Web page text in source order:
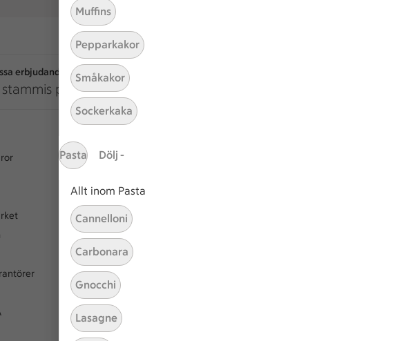
Muffins
Pepparkakor
Småkakor
Sockerkaka
Pasta Dölj -
Allt inom Pasta
Cannelloni
Carbonara
Gnocchi
Lasagne
erbjudanden
stammis på ICA